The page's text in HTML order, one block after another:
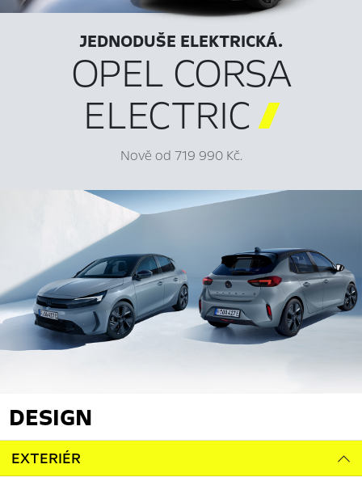
JEDNODUŠE ELEKTRICKÁ.
OPEL CORSA
ELECTRIC
Nově od 719 990 Kč.
DESIGN
EXTERIÉR